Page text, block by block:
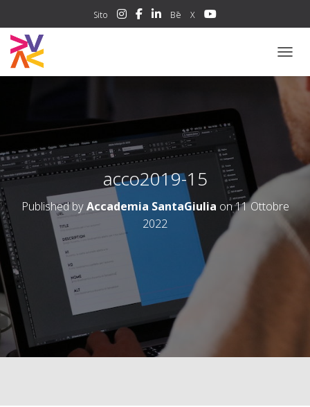
Sito Bē X
acco2019-15
Published byAccademia SantaGiulia on11 Ottobre
2022